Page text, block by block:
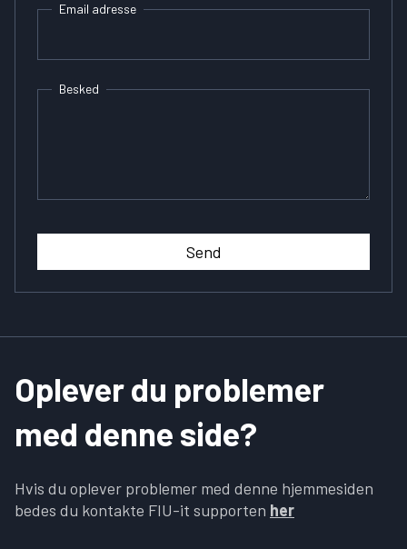
Email adresse
Besked
Send
Oplever du problemer
med denne side?
Hvis du oplever problemer med denne hjemmesiden
bedes du kontakte FIU-it supporten her